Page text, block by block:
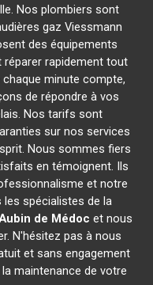
Nos plombiers sont
gaz Viessmann
des équipements
rapidement tout
minute compte,
de répondre à vos
Nos tarifs sont
sur nos services
Nous sommes fiers
en témoignent. Ils
et notre
spécialistes de la
de Médoc et nous
N'hésitez pas à nous
et sans engagement
maintenance de votre